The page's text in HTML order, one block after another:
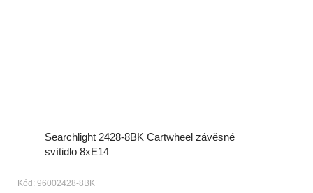
Searchlight 2428-8BK Cartwheel závěsné
svítidlo 8xE14
Kód: 96002428-8BK